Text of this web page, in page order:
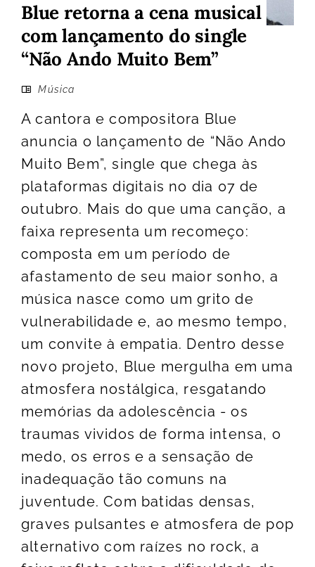
Blue retorna a cena musical
com lançamento do single
“Não Ando Muito Bem”
Música
A cantora e compositora Blue
anuncia o lançamento de “Não Ando
Muito Bem”, single que chega às
plataformas digitais no dia 07 de
outubro. Mais do que uma canção, a
faixa representa um recomeço:
composta em um período de
afastamento de seu maior sonho, a
música nasce como um grito de
vulnerabilidade e, ao mesmo tempo,
um convite à empatia. Dentro desse
novo projeto, Blue mergulha em uma
atmosfera nostálgica, resgatando
memórias da adolescência - os
traumas vividos de forma intensa, o
medo, os erros e a sensação de
inadequação tão comuns na
juventude. Com batidas densas,
graves pulsantes e atmosfera de pop
alternativo com raízes no rock, a